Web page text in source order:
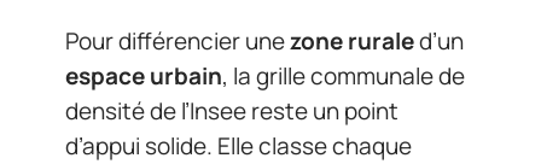
Pour différencier unezone ruraled’un
espace urbain, la grille communale de
densité de l’Insee reste un point
d’appui solide. Elle classe chaque